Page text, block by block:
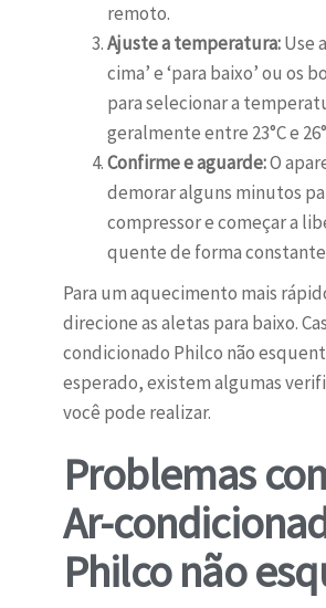
remoto.
Ajuste a temperatura:Use
cima’ e ‘para baixo’ ou os
para selecionar a
geralmente entre 23°C e
Confirme e aguarde:O
demorar alguns minutos
compressor e começar a
quente de forma
Para um aquecimento mais
direcione as aletas para baixo.
condicionado Philco não
esperado, existem algumas
você pode realizar.
Problemas
Ar-
Philco não